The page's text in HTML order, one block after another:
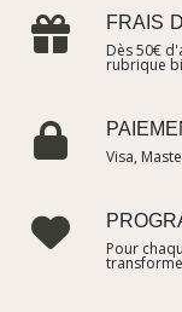
FRAIS
Dès 50€
rubrique
Visa,
Pour